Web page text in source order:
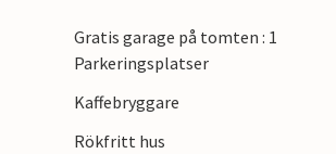
Gratis garage på tomten : 1
Parkeringsplatser
Kaffebryggare
Rökfritt hus